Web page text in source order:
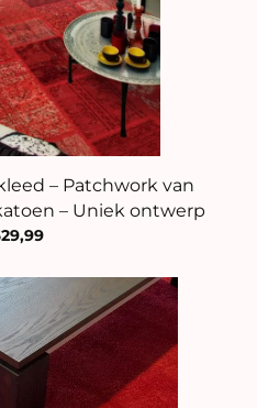
– Patchwork van
– Uniek ontwerp